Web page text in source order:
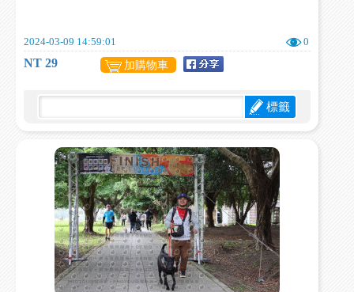
2024-03-09 14:59:01 0
NT 29 加購物車
標籤